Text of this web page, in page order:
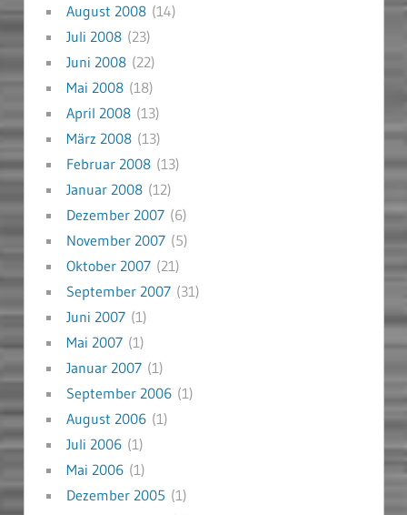
August 2008(14)
Juli 2008(23)
Juni 2008(22)
Mai 2008(18)
April 2008(13)
März 2008(13)
Februar 2008(13)
Januar 2008(12)
Dezember 2007(6)
November 2007(5)
Oktober 2007(21)
September 2007(31)
Juni 2007(1)
Mai 2007(1)
Januar 2007(1)
September 2006(1)
August 2006(1)
Juli 2006(1)
Mai 2006(1)
Dezember 2005 (1)